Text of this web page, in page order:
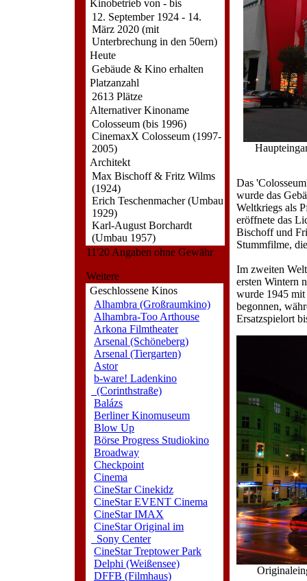
Kinobetrieb von - bis
12. September 1924 - 14.
März 2020 (mit
Unterbrechung in den 50ern)
Heute
Gebäude & Kino erhalten
Platzanzahl
2613 Plätze
Alternativer Kinoname
Colosseum (bis 1996)
CinemaxX Colosseum (1997-
2005)
Architekt
Max Bischoff & Fritz Wilms
(1924)
Erich Teschenmacher (Umbau
1929)
Karl-August Borchardt
(Umbau 1957)
11'20 Angaben ohne Gewähr
Weitere
Geschlossene Kinos
Alhambra (Großraumkino)
Alhambra-Too Arthouse
Arkona Filmtheater
Arsenal (Schöneberg)
Arsenal (Tiergarten)
Astor
b-ware! Ladenkino
(Corinthstraße)
Balázs
Berliner Kinomuseum
Blow Up
Börse Progress Studiokino
Broadway
Checkpoint
Cinema
CineStar Cinekidz
CineStar EVENT Cinema
CineStar IMAX
CineStar Original im
Sony Center
CineStar Treptower Park
Delphi (Weißensee)
DFFB (Filmhaus)
Das
wurde das
Weltkriegs als
eröffnete das
Bischoff und
Stummfilme,
Im zweiten
ersten Wintern
wurde 1945
begonnen,
Ersatzspielort